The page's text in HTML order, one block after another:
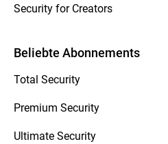
Security for Creators
Beliebte Abonnements
Total Security
Premium Security
Ultimate Security